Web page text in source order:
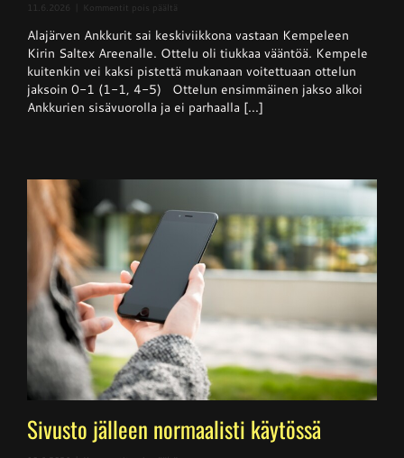
11.6.2026 Kommentit pois päältä
–
Kempele
haki
niukan
voiton
Ankkureilta
Alajärven Ankkurit sai keskiviikkona vastaan Kempeleen
Kirin Saltex Areenalle. Ottelu oli tiukkaa vääntöä. Kempele
kuitenkin vei kaksi pistettä mukanaan voitettuaan ottelun
jaksoin 0-1 (1-1, 4-5) Ottelun ensimmäinen jakso alkoi
Ankkurien sisävuorolla ja ei parhaalla [...]
Sivusto jälleen normaalisti käytössä